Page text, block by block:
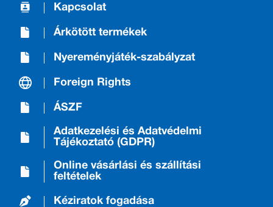
Kapcsolat
Árkötött termékek
Nyereményjáték-szabályzat
Foreign Rights
ÁSZF
Adatkezelési és Adatvédelmi
Tájékoztató (GDPR)
Online vásárlási és szállítási
feltételek
Kéziratok fogadása